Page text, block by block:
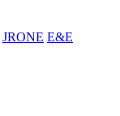
JRONE E&E